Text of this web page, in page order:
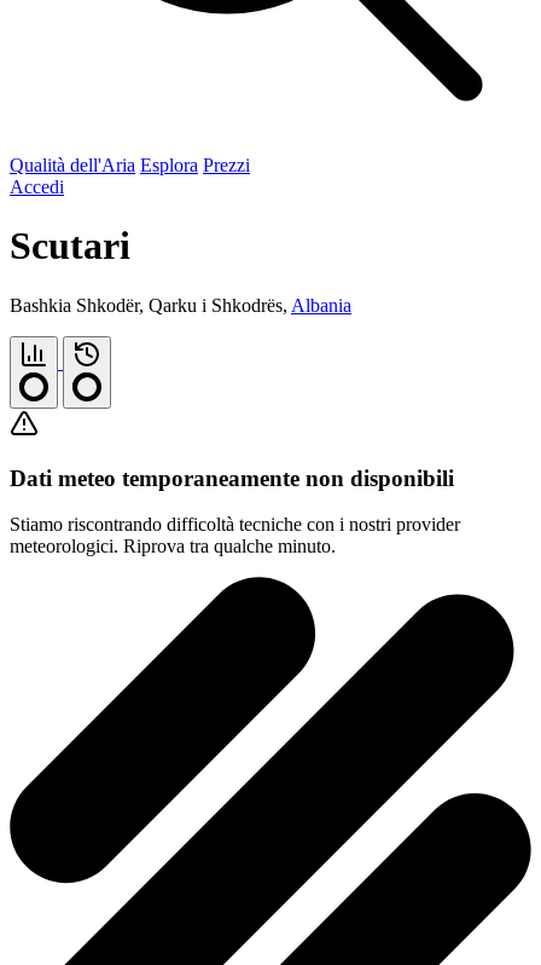
Qualità dell'Aria Esplora Prezzi
Accedi
Scutari
Bashkia Shkodër, Qarku i Shkodrës, Albania
Dati meteo temporaneamente non disponibili
Stiamo riscontrando difficoltà tecniche con i nostri provider
meteorologici. Riprova tra qualche minuto.